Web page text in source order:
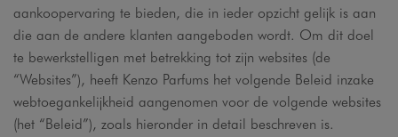
aankoopervaring te bieden, die in ieder opzicht gelijk is aan
die aan de andere klanten aangeboden wordt. Om dit doel
te bewerkstelligen met betrekking tot zijn websites (de
“Websites”), heeft Kenzo Parfums het volgende Beleid inzake
webtoegankelijkheid aangenomen voor de volgende websites
(het “Beleid”), zoals hieronder in detail beschreven is.